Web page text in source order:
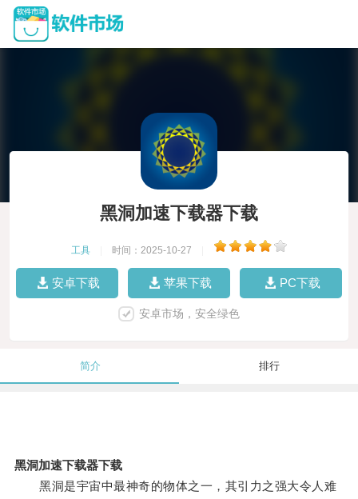
黑洞加速下载器下载
工具 时间：2025-10-27
安卓下载 苹果下载 PC下载
安卓市场，安全绿色
简介 排行
黑洞加速下载器下载
黑洞是宇宙中最神奇的物体之一，其引力之强大令人难